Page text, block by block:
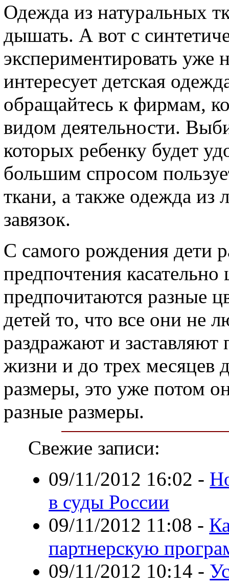
Одежда из натуральных
дышать. А вот с
экспериментировать уже
интересует детская
обращайтесь к фирмам,
видом деятельности.
которых ребенку будет
большим спросом
ткани, а также одежда из
завязок.
С самого рождения дети
предпочтения
предпочитаются разные
детей то, что все они не
раздражают и заставляют
жизни и до трех месяцев
размеры, это уже потом
разные размеры.
Свежие записи:
09/11/2012 16:02 -
в суды России
09/11/2012 11:08 -
партнерскую
09/11/2012 10:14 -